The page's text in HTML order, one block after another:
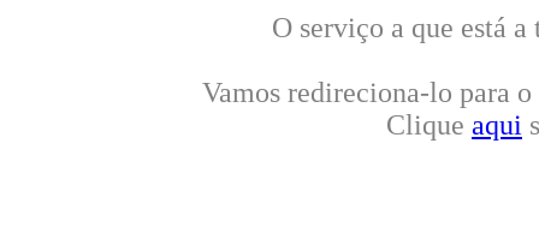
O serviço a que está
Vamos redireciona-lo para
Clique aqui